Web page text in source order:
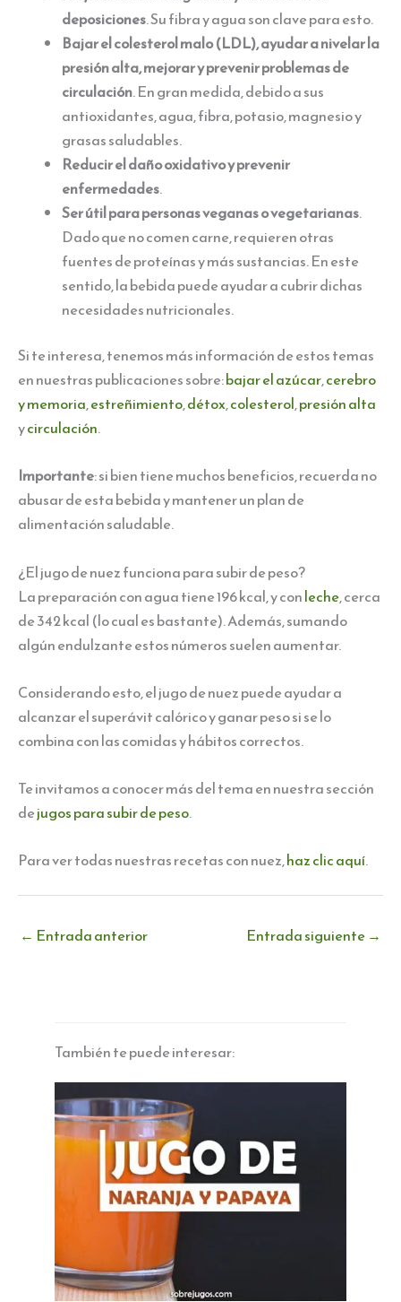
deposiciones. Su fibra y agua son clave para esto.
Bajar el colesterol malo (LDL), ayudar a nivelar la
presión alta, mejorar y prevenir problemas de
circulación. En gran medida, debido a sus
antioxidantes, agua, fibra, potasio, magnesio y
grasas saludables.
Reducir el daño oxidativo y prevenir
enfermedades.
Ser útil para personas veganas o vegetarianas.
Dado que no comen carne, requieren otras
fuentes de proteínas y más sustancias. En este
sentido, la bebida puede ayudar a cubrir dichas
necesidades nutricionales.
Si te interesa, tenemos más información de estos temas
en nuestras publicaciones sobre:bajar el azúcar,cerebro
y memoria,estreñimiento,détox,colesterol,presión alta
ycirculación.
Importante: si bien tiene muchos beneficios, recuerda no
abusar de esta bebida y mantener un plan de
alimentación saludable.
¿El jugo de nuez funciona para subir de peso?
La preparación con agua tiene 196 kcal, y conleche, cerca
de 342 kcal (lo cual es bastante). Además, sumando
algún endulzante estos números suelen aumentar.
Considerando esto, el jugo de nuez puede ayudar a
alcanzar el superávit calórico y ganar peso si se lo
combina con las comidas y hábitos correctos.
Te invitamos a conocer más del tema en nuestra sección
dejugos para subir de peso.
Para ver todas nuestras recetas con nuez,haz clic aquí.
← Entrada anterior Entrada siguiente →
También te puede interesar: